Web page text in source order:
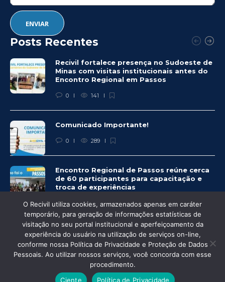
Posts Recentes
Recivil fortalece presença no Sudoeste de
Minas com visitas institucionais antes do
Encontro Regional em Passos
0 141
Comunicado Importante!
0 289
Encontro Regional de Passos reúne cerca
de 60 participantes para capacitação e
troca de experiências
0 279
© Recivil 2020 – Todos os direitos reservados.
Desenvolvido por:
O Recivil utiliza cookies, armazenados apenas em caráter
temporário, para geração de informações estatísticas de
visitação no seu portal institucional e aperfeiçoamento da
experiência do usuário na utilização de serviços on-line,
conforme nossa Política de Privacidade e Proteção de Dados
Pessoais. Ao utilizar nossos serviços, você concorda com esse
procedimento.
Ciente
Política de Privacidade